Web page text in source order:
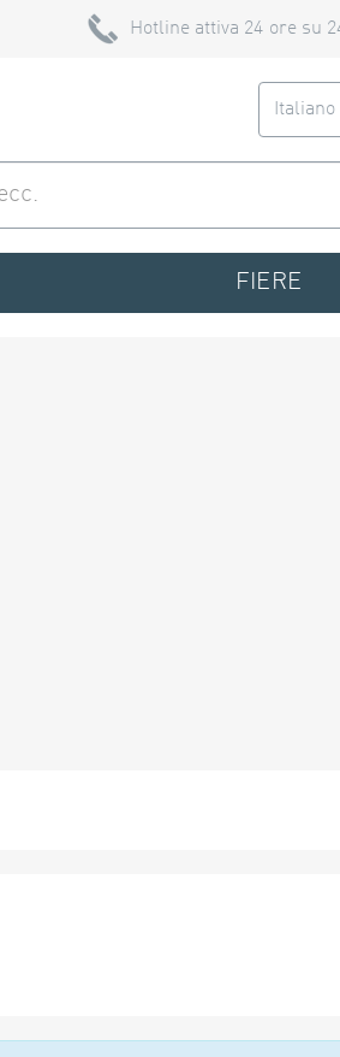
Hotline attiva 24 ore su
Italiano
FIERE